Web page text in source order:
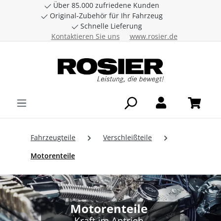
Zum Hauptinhalt springen
Über 85.000 zufriedene Kunden
Original-Zubehör für Ihr Fahrzeug
Schnelle Lieferung
Kontaktieren Sie uns
www.rosier.de
Fahrzeugteile
Verschleißteile
Motorenteile